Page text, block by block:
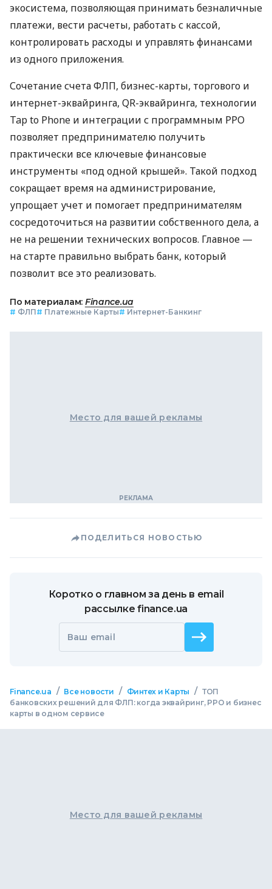
экосистема, позволяющая принимать безналичные
платежи, вести расчеты, работать с кассой,
контролировать расходы и управлять финансами
из одного приложения.
Сочетание счета ФЛП, бизнес-карты, торгового и
интернет-эквайринга, QR-эквайринга, технологии
Tap to Phone и интеграции с программным РРО
позволяет предпринимателю получить
практически все ключевые финансовые
инструменты «под одной крышей». Такой подход
сокращает время на администрирование,
упрощает учет и помогает предпринимателям
сосредоточиться на развитии собственного дела, а
не на решении технических вопросов. Главное —
на старте правильно выбрать банк, который
позволит все это реализовать.
По материалам: Finance.ua
# ФЛП# Платежные Карты# Интернет-Банкинг
Место для вашей рекламы
ПОДЕЛИТЬСЯ НОВОСТЬЮ
Коротко о главном за день в email
рассылке finance.ua
Ваш email
Finance.ua / Все новости / Финтех и Карты / ТОП
банковских решений для ФЛП: когда эквайринг, РРО и бизнес
карты в одном сервисе
Место для вашей рекламы